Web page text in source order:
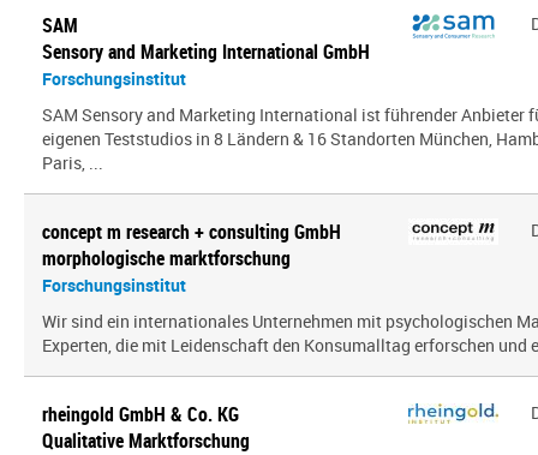
SAM
Sensory and Marketing International GmbH
Forschungsinstitut
SAM Sensory and Marketing International ist führender Anbieter
eigenen Teststudios in 8 Ländern & 16 Standorten München,
Paris, ...
concept m research + consulting GmbH
morphologische marktforschung
Forschungsinstitut
Wir sind ein inter­na­tio­nales Unternehmen mit psy­cho­lo­gi­schen
Experten, die mit Leidenschaft den Konsumalltag erfor­schen und
rheingold GmbH & Co. KG
Qualitative Marktforschung